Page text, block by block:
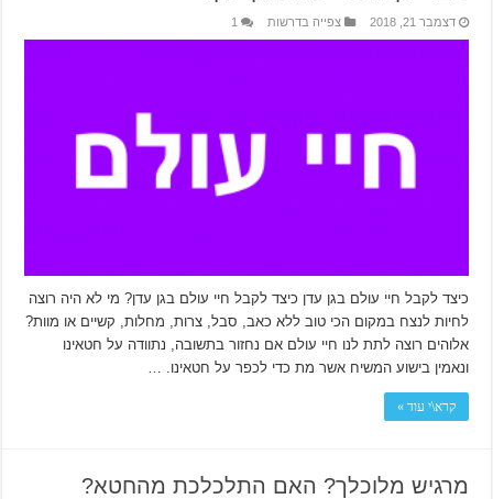
דצמבר 21, 2018 צפייה בדרשות 1
כיצד לקבל חיי עולם בגן עדן כיצד לקבל חיי עולם בגן עדן? מי לא היה רוצה
לחיות לנצח במקום הכי טוב ללא כאב, סבל, צרות, מחלות, קשיים או מוות?
אלוהים רוצה לתת לנו חיי עולם אם נחזור בתשובה, נתוודה על חטאינו
ונאמין בישוע המשיח אשר מת כדי לכפר על חטאינו. …
קרא\י עוד »
מרגיש מלוכלך? האם התלכלכת מהחטא?